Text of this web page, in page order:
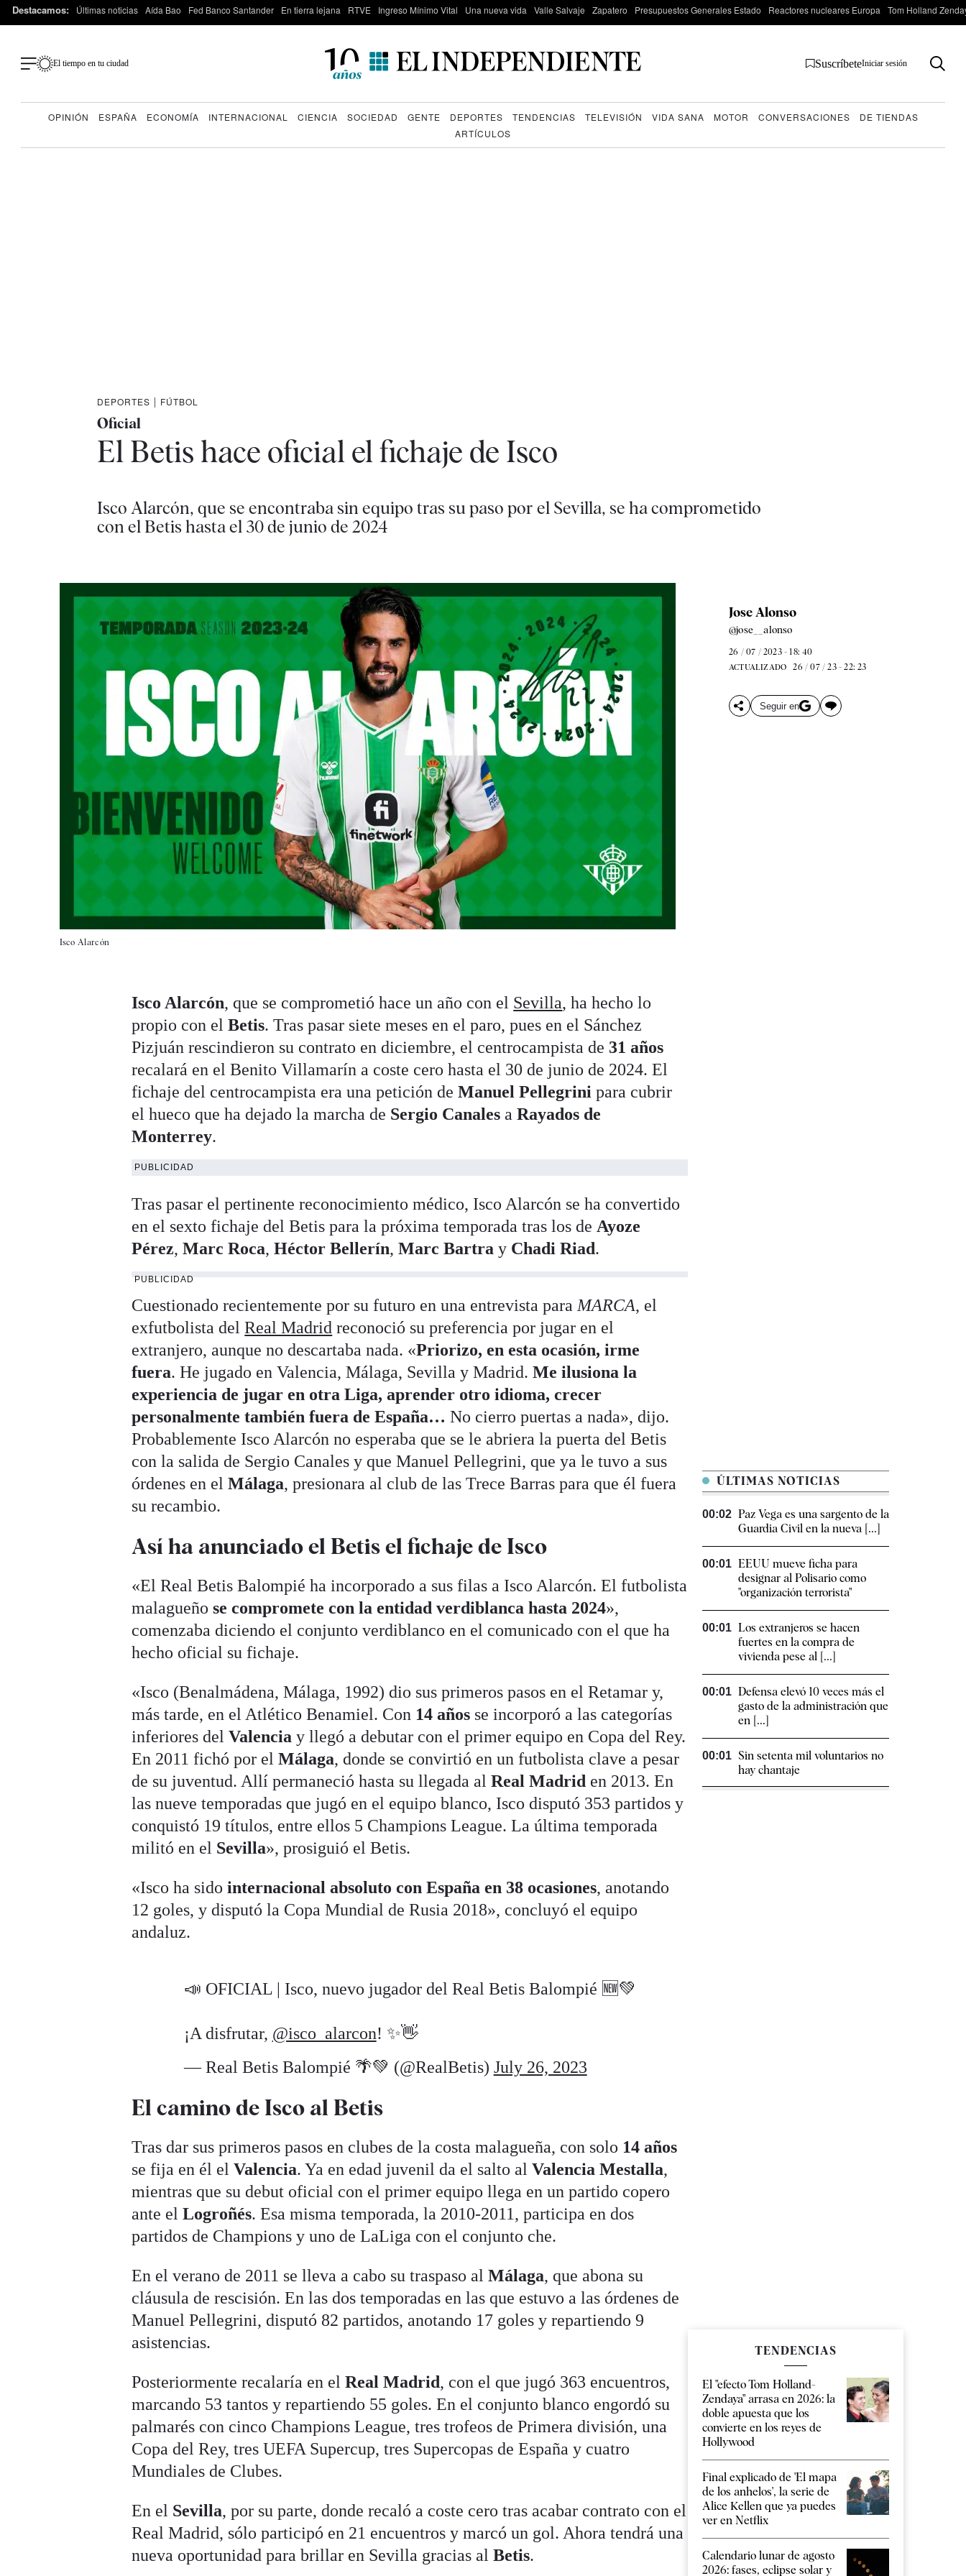
Destacamos: Últimas noticias Aída Bao Fed Banco Santander En tierra lejana RTVE Ingreso Mínimo Vital Una nueva vida Valle Salvaje Zapatero Presupuestos Generales Estado Reactores nucleares Europa Tom Holland
El tiempo en tu ciudad SuscríbeteIniciar sesión
OPINIÓN ESPAÑA ECONOMÍA INTERNACIONAL CIENCIA SOCIEDAD GENTE DEPORTES TENDENCIAS TELEVISIÓN VIDA SANA MOTOR CONVERSACIONES
DE TIENDAS
ARTÍCULOS
DEPORTES | FÚTBOL
Oficial
El Betis hace oficial el fichaje de Isco
Isco Alarcón, que se encontraba sin equipo tras su paso por el Sevilla, se ha comprometido
con el Betis hasta el 30 de junio de 2024
Isco Alarcón
Jose Alonso
@jose__alonso
26 / 07 / 2023 - 18: 40
ACTUALIZADO 26 / 07 / 23 - 22: 23
Seguir en
Isco Alarcón, que se comprometió hace un año con el Sevilla, ha hecho lo
propio con elBetis. Tras pasar siete meses en el paro, pues en el Sánchez
Pizjuán rescindieron su contrato en diciembre, el centrocampista de 31 años
recalará en el Benito Villamarín a coste cero hasta el 30 de junio de 2024. El
fichaje del centrocampista era una petición deManuel Pellegrini para cubrir
el hueco que ha dejado la marcha de Sergio Canales aRayados de
Monterrey.
PUBLICIDAD
Tras pasar el pertinente reconocimiento médico, Isco Alarcón se ha convertido
en el sexto fichaje del Betis para la próxima temporada tras los de Ayoze
Pérez,Marc Roca,Héctor Bellerín,Marc Bartra y Chadi Riad.
PUBLICIDAD
Cuestionado recientemente por su futuro en una entrevista para MARCA, el
exfutbolista delReal Madrid reconoció su preferencia por jugar en el
extranjero, aunque no descartaba nada. «Priorizo, en esta ocasión, irme
fuera. He jugado en Valencia, Málaga, Sevilla y Madrid. Me ilusiona la
experiencia de jugar en otra Liga, aprender otro idioma, crecer
personalmente también fuera de España…No cierro puertas a nada», dijo.
Probablemente Isco Alarcón no esperaba que se le abriera la puerta del Betis
con la salida de Sergio Canales y que Manuel Pellegrini, que ya le tuvo a sus
órdenes en elMálaga, presionara al club de las Trece Barras para que él fuera
su recambio.
Así ha anunciado el Betis el fichaje de Isco
«El Real Betis Balompié ha incorporado a sus filas a Isco Alarcón. El futbolista
malagueñose compromete con la entidad verdiblanca hasta 2024»,
comenzaba diciendo el conjunto verdiblanco en el comunicado con el que ha
hecho oficial su fichaje.
«Isco (Benalmádena, Málaga, 1992) dio sus primeros pasos en el Retamar y,
más tarde, en el Atlético Benamiel. Con 14 años se incorporó a las categorías
inferiores delValenciay llegó a debutar con el primer equipo en Copa del Rey.
En 2011 fichó por elMálaga, donde se convirtió en un futbolista clave a pesar
de su juventud. Allí permaneció hasta su llegada alReal Madrid en 2013. En
las nueve temporadas que jugó en el equipo blanco, Isco disputó 353 partidos y
conquistó 19 títulos, entre ellos 5 Champions League. La última temporada
militó en el Sevilla», prosiguió el Betis.
«Isco ha sidointernacional absoluto con España en 38 ocasiones, anotando
12 goles, y disputó la Copa Mundial de Rusia 2018», concluyó el equipo
andaluz.
📣 OFICIAL | Isco, nuevo jugador del Real Betis Balompié 🆕💚
¡A disfrutar, @isco_alarcon! ✨👋
— Real Betis Balompié 🌴💚 (@RealBetis) July 26, 2023
El camino de Isco al Betis
Tras dar sus primeros pasos en clubes de la costa malagueña, con solo 14 años
se fija en él elValencia. Ya en edad juvenil da el salto al Valencia Mestalla,
mientras que su debut oficial con el primer equipo llega en un partido copero
ante elLogroñés. Esa misma temporada, la 2010-2011, participa en dos
partidos de Champions y uno de LaLiga con el conjunto che.
En el verano de 2011 se lleva a cabo su traspaso alMálaga, que abona su
cláusula de rescisión. En las dos temporadas en las que estuvo a las órdenes de
Manuel Pellegrini, disputó 82 partidos, anotando 17 goles y repartiendo 9
asistencias.
Posteriormente recalaría en elReal Madrid, con el que jugó 363 encuentros,
marcando 53 tantos y repartiendo 55 goles. En el conjunto blanco engordó su
palmarés con cinco Champions League, tres trofeos de Primera división, una
Copa del Rey, tres UEFA Supercup, tres Supercopas de España y cuatro
Mundiales de Clubes.
En el Sevilla, por su parte, donde recaló a coste cero tras acabar contrato con el
Real Madrid, sólo participó en 21 encuentros y marcó un gol. Ahora tendrá una
nueva oportunidad para brillar en Sevilla gracias alBetis.
ÚLTIMAS NOTICIAS
00:02 Paz Vega es una sargento de la
Guardia Civil en la nueva [...]
00:01 EEUU mueve ficha para
designar al Polisario como
"organización terrorista"
00:01 Los extranjeros se hacen
fuertes en la compra de
vivienda pese al [...]
00:01 Defensa elevó 10 veces más el
gasto de la administración que
en [...]
00:01 Sin setenta mil voluntarios no
hay chantaje
TENDENCIAS
El "efecto Tom Holland-
Zendaya" arrasa en 2026: la
doble apuesta que los
convierte en los reyes de
Hollywood
Final explicado de 'El mapa
de los anhelos', la serie de
Alice Kellen que ya puedes
ver en Netflix
Calendario lunar de agosto
2026: fases, eclipse solar y